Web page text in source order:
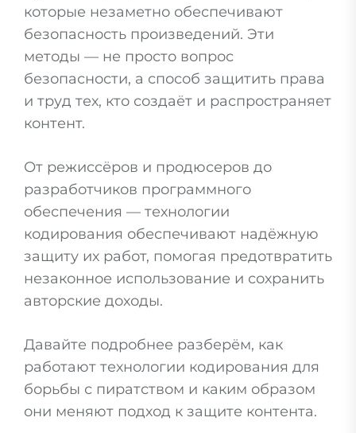
которые незаметно обеспечивают
безопасность произведений. Эти
методы — не просто вопрос
безопасности, а способ защитить права
и труд тех, кто создаёт и распространяет
контент.
От режиссёров и продюсеров до
разработчиков программного
обеспечения — технологии
кодирования обеспечивают надёжную
защиту их работ, помогая предотвратить
незаконное использование и сохранить
авторские доходы.
Давайте подробнее разберём, как
работают технологии кодирования для
борьбы с пиратством и каким образом
они меняют подход к защите контента.